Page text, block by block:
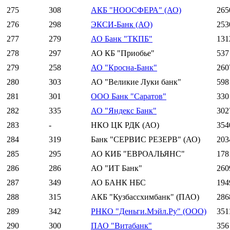
275
308 АКБ "НООСФЕРА" (АО)
276
298 ЭКСИ-Банк (АО)
277
279 АО Банк "ТКПБ"
278
297 АО КБ "Приобье"
537
279
258 АО "Кросна-Банк"
280
303 АО "Великие Луки банк"
598
281
301 ООО Банк "Саратов"
330
282
335 АО "Яндекс Банк"
283
- НКО ЦК РДК (АО)
284
319 Банк "СЕРВИС РЕЗЕРВ" (АО)
285
295 АО КИБ "ЕВРОАЛЬЯНС"
286
286 АО "ИТ Банк"
287
349 АО БАНК НБС
288
315 АКБ "Кузбассхимбанк" (ПАО)
289
342 РНКО "Деньги.Мэйл.Ру" (ООО)
290
300 ПАО "Витабанк" 356